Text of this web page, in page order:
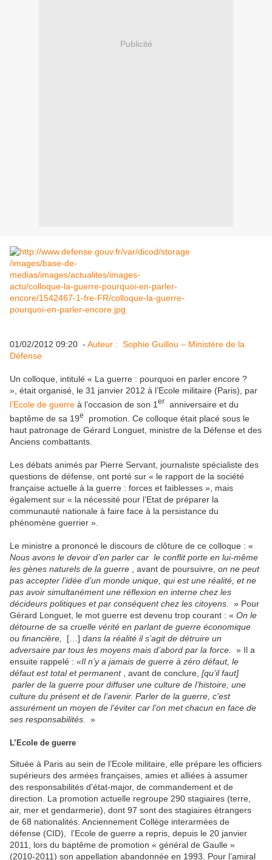
Publicité
01/02/2012 09:20 - Auteur : Sophie Guillou – Ministère de la
Défense
Un colloque, intitulé « La guerre : pourquoi en parler encore ?
», était organisé, le 31 janvier 2012 à l’Ecole militaire (Paris), par
l’Ecole de guerre à l’occasion de son 1 er
anniversaire et du
baptême de sa 19e
promotion. Ce colloque était placé sous le
haut patronage de Gérard Longuet, ministre de la Défense et des
Anciens combattants.
Les débats animés par Pierre Servant, journaliste spécialiste des
questions de défense, ont porté sur « le rapport de la société
française actuelle à la guerre : forces et faiblesses », mais
également sur « la nécessité pour l’Etat de préparer la
communauté nationale à faire face à la persistance du
phénomène guerrier ».
Le ministre a prononcé le discours de clôture de ce colloque : «
Nous avons le devoir d’en parler car le conflit porte en lui-même
les gènes naturels de la guerre , avant de poursuivre, on ne peut
pas accepter l’idée d’un monde unique, qui est une réalité, et ne
pas avoir simultanément une réflexion en interne chez les
décideurs politiques et par conséquent chez les citoyens.
» Pour
Gérard Longuet, le mot guerre est devenu trop courant : « On le
détourne de sa cruelle vérité en parlant de guerre économique
ou financière,
[…] dans la réalité il s’agit de détruire un
adversaire par tous les moyens mais d’abord par la force.
» Il a
ensuite rappelé : «Il n’y a jamais de guerre à zéro défaut, le
défaut est total et permanent, avant de conclure, [qu’il faut]
parler de la guerre pour diffuser une culture de l’histoire, une
culture du présent et de l’avenir. Parler de la guerre, c’est
assurément un moyen de l’éviter car l’on met chacun en face de
ses responsabilités.
»
L’Ecole de guerre
Située à Paris au sein de l’Ecole militaire, elle prépare les officiers
supérieurs des armées françaises, amies et alliées à assumer
des responsabilités d'état-major, de commandement et de
direction. La promotion actuelle regroupe 290 stagiaires (terre,
air, mer et gendarmerie), dont 97 sont des stagiaires étrangers
de 68 nationalités. Anciennement Collège interarmées de
défense (CID), l’Ecole de guerre a repris, depuis le 20 janvier
2011, lors du baptême de promotion « général de Gaulle »
(2010-2011) son appellation abandonnée en 1993. Pour l’amiral